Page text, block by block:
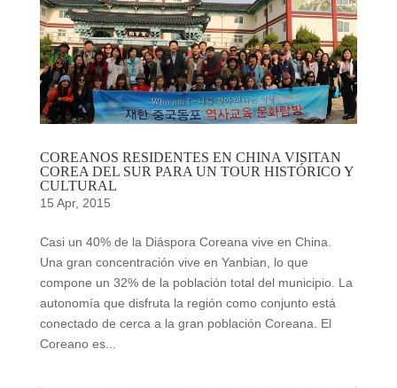
COREANOS RESIDENTES EN CHINA VISITAN
COREA DEL SUR PARA UN TOUR HISTÓRICO Y
CULTURAL
15 Apr, 2015
Casi un 40% de la Diáspora Coreana vive en China.
Una gran concentración vive en Yanbian, lo que
compone un 32% de la población total del municipio. La
autonomía que disfruta la región como conjunto está
conectado de cerca a la gran población Coreana. El
Coreano es...